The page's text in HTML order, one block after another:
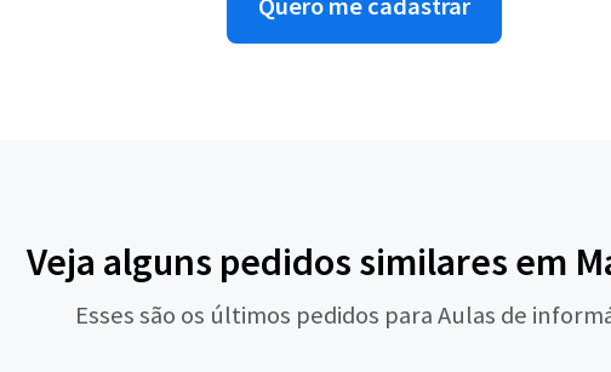
Veja alguns pedidos similares em
Esses são os últimos pedidos para Aulas de